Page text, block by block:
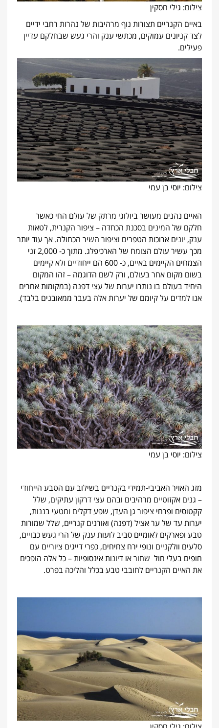
צילום: גילי חסקין
באיים הקנריים תצורות נוף מרהיבות של נהרות רחבי ידיים
לצד קניונים עמוקים, מכתשי ענק והרי געש שבחלקם עדיין
פעילים.
צילום: יוסי בן עמי
האיים נהנים מעושר ביולוגי מרתק של עולם החי כאשר
חלקם של המינים בסכנת הכחדה – ציפור הקנרית, לטאות
ענק, יונים ארוכות הטפרים וציפור השיר הכחולה. אך עוד יותר
מכך עשיר עולם הצומח של הארכיפלג. מתוך כ- 2,000 זני
הצמחים הקיימים באיים, כ- 600 הם ייחודיים ולא קיימים
בשום מקום אחר בעולם, ורק לשם הדוגמה – זהו המקום
היחיד בעולם בו נותרו יערות של עצי דפנה (במקומות אחרים
אנו למדים על קיומם של יערות אלה בעבר ממאובנים בלבד).
צילום: יוסי בן עמי
מזג האויר האביבי-תמידי בקנריים בשילוב עם הטבע הייחודי
– גנים אקזוטיים מרהיבים ובהם עצי דרקון עתיקים, שלל
קקטוסים ופרחי ציפור גן העדן, שפע דקלים ומטעי בננות,
יערות עד של ער אציל (דפנה) ואורנים קנריים, שלל שמורות
טבע ופארקים לאומיים סביב לועות ענק של הרי געש כבויים,
סלעים וולקניים ונופי ירח צחיחים, כפרי דייגים ציוריים עם
חופים בעלי חול שחור או דיונות אינסופיות – כל אלה הופכים
את האיים הקנריים לחובבי טבע בכלל והליכה בפרט.